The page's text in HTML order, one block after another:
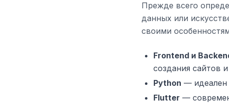
Прежде всего
данных или
своими
Frontend и
создания сайтов
Python — идеален
Flutter —